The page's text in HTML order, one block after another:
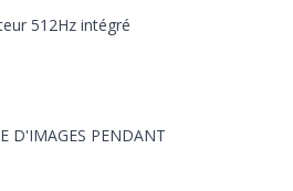
512Hz intégré
D'IMAGES PENDANT